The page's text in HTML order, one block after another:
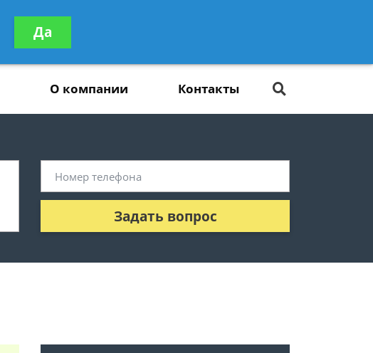
консультацию
бесплатно
О компании Контакты
Задать вопрос
Да